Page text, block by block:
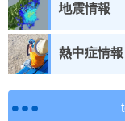
地震情報
熱中症情報